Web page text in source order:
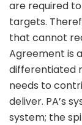
are required
targets.
that cannot
Agreement is
differentiated
needs to
deliver. PA’s
system; the